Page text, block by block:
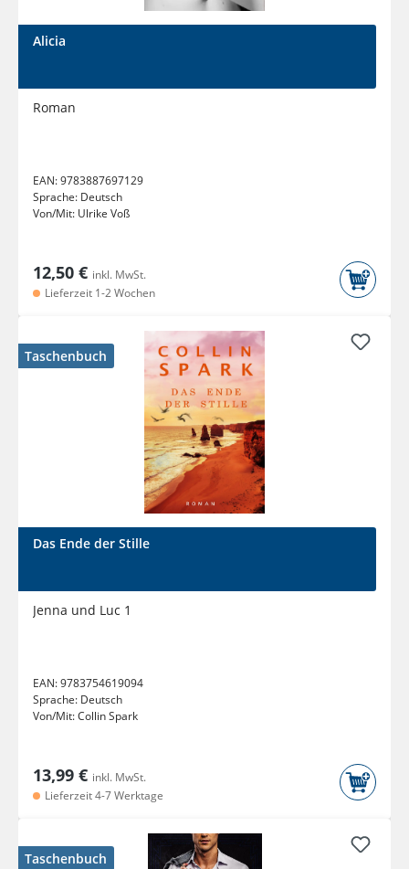
Alicia
Roman
EAN:9783887697129
Sprache: Deutsch
Von/Mit: Ulrike Voß
12,50 € inkl. MwSt.
Lieferzeit 1-2 Wochen
Taschenbuch
Das Ende der Stille
Jenna und Luc 1
EAN:9783754619094
Sprache: Deutsch
Von/Mit:Collin Spark
13,99 € inkl. MwSt.
Lieferzeit 4-7 Werktage
Taschenbuch